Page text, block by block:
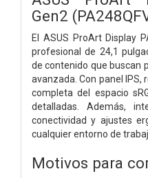
Gen2
El ASUS ProArt Display
profesional de 24,1
de contenido que buscan
avanzada. Con panel IPS,
completa del espacio
detalladas. Además,
conectividad y ajustes
cualquier entorno de
Motivos para